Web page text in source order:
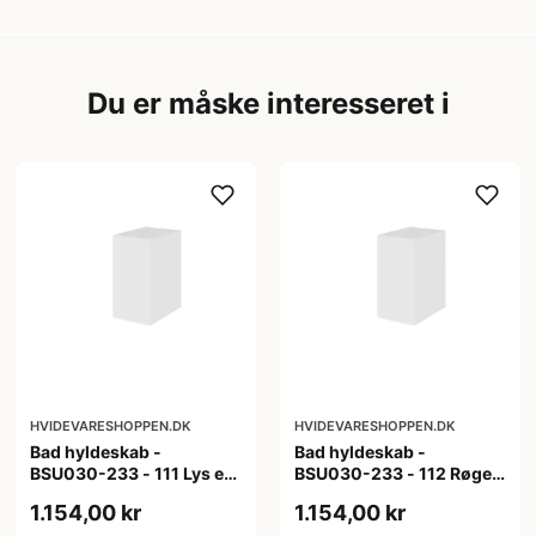
Du er måske interesseret i
HVIDEVARESHOPPEN.DK
Bad hyldeskab -
BSU030-233 - 111 Lys eg
1.154,00 kr
HVIDEVARESHOPPEN.DK
Bad hyldeskab -
BSU030-233 - 112 Røget
1.154,00 kr